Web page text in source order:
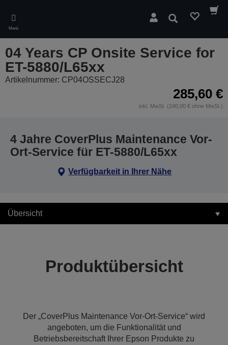
main
content
Menü
Suchen
04 Years CP Onsite Service for
ET-5880/L65xx
Artikelnummer: CP04OSSECJ28
285,60 €
inkl. MwSt. (240,00 € ohne MwSt.)
4 Jahre CoverPlus Maintenance Vor-
Ort-Service für ET-5880/L65xx
Verfügbarkeit in Ihrer Nähe
Übersicht
Produktübersicht
Der „CoverPlus Maintenance Vor-Ort-Service“ wird
angeboten, um die Funktionalität und
Betriebsbereitschaft Ihrer Epson Produkte zu